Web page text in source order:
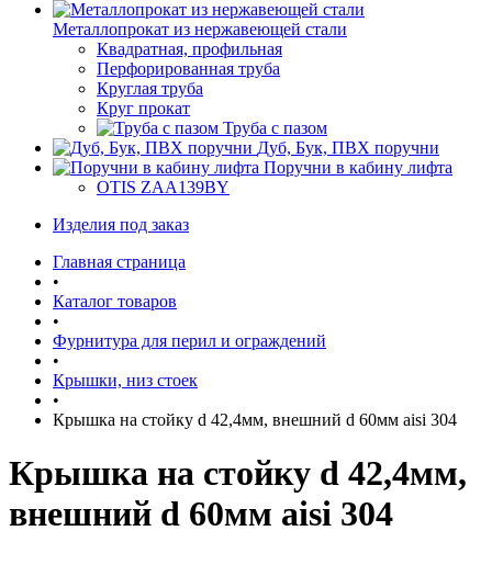
Металлопрокат из нержавеющей стали
Квадратная, профильная
Перфорированная труба
Круглая труба
Круг прокат
Труба с пазом
Дуб, Бук, ПВХ поручни
Поручни в кабину лифта
OTIS ZAA139BY
Изделия под заказ
Главная страница
•
Каталог товаров
•
Фурнитура для перил и ограждений
•
Крышки, низ стоек
•
Крышка на стойку d 42,4мм, внешний d 60мм aisi 304
Крышка на стойку d 42,4мм,
внешний d 60мм aisi 304